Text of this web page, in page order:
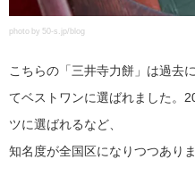
photo by 50-s.jp/blog
こちらの「三井寺力餅」は過去
てベストワンに選ばれました。
ツに選ばれるなど、
知名度が全国区になりつつありま